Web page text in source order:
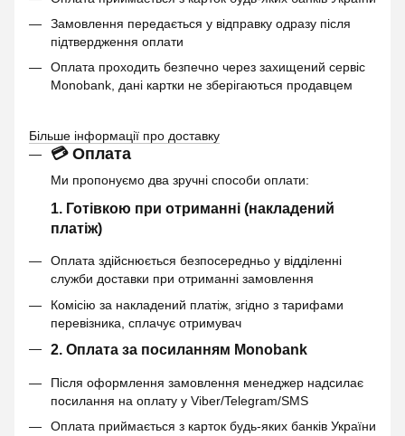
Замовлення передається у відправку одразу після
підтвердження оплати
Оплата проходить безпечно через захищений сервіс
Monobank, дані картки не зберігаються продавцем
Більше інформації про доставку
💳 Оплата
Ми пропонуємо два зручні способи оплати:
1. Готівкою при отриманні (накладений
платіж)
Оплата здійснюється безпосередньо у відділенні
служби доставки при отриманні замовлення
Комісію за накладений платіж, згідно з тарифами
перевізника, сплачує отримувач
2. Оплата за посиланням Monobank
Після оформлення замовлення менеджер надсилає
посилання на оплату у Viber/Telegram/SMS
Оплата приймається з карток будь-яких банків України